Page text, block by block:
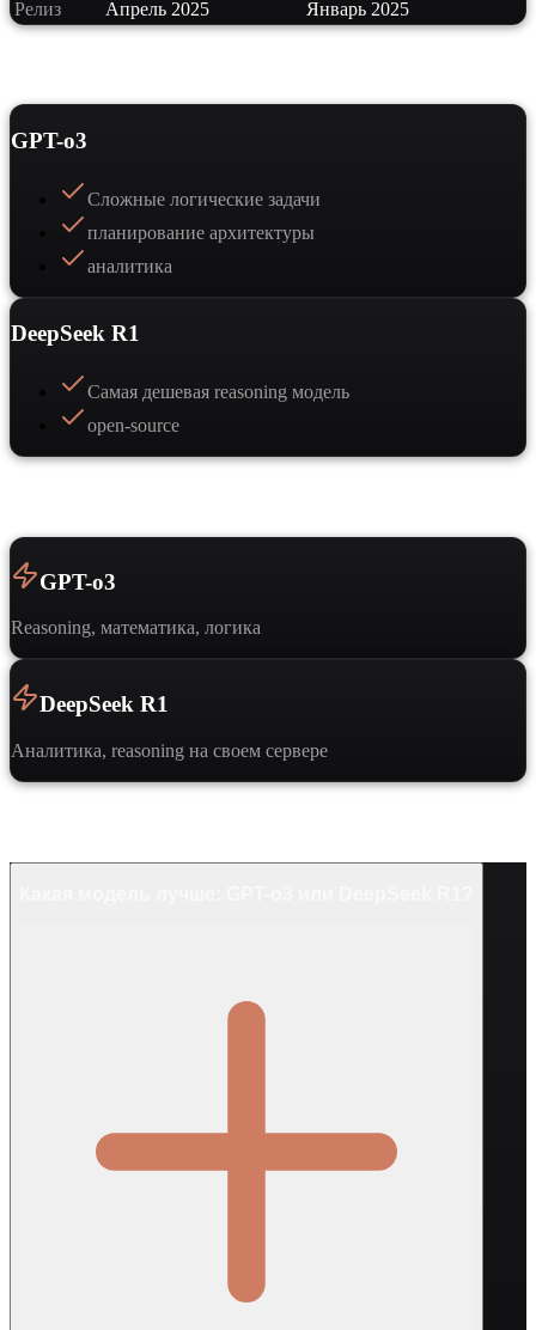
Релиз Апрель 2025 Январь 2025
GPT-o3
Сложные логические задачи
планирование архитектуры
аналитика
DeepSeek R1
Самая дешевая reasoning модель
open-source
GPT-o3
Reasoning, математика, логика
DeepSeek R1
Аналитика, reasoning на своем сервере